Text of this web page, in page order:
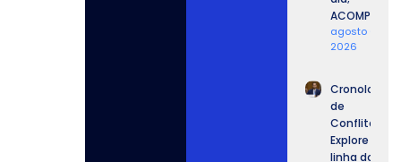
ACOMPANHE.
agosto 6,
2026
Cronologia
de
Conflitos:
Explore a
linha do